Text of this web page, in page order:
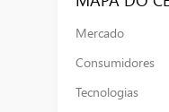
Mercado
Consumidores
Tecnologias